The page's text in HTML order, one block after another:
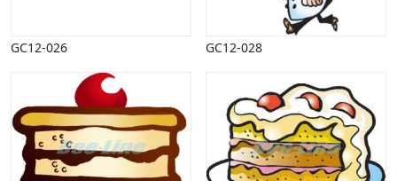
GC12-026 GC12-028